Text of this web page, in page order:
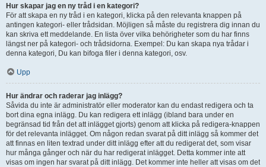
Hur skapar jag en ny tråd i en kategori?
För att skapa en ny tråd i en kategori, klicka på den relevanta knappen på
antingen kategori- eller trådsidan. Möjligen så måste du registrera dig innan du
kan skriva ett meddelande. En lista över vilka behörigheter som du har finns
längst ner på kategori- och trådsidorna. Exempel: Du kan skapa nya trådar i
denna kategori, Du kan bifoga filer i denna kategori, osv.
Upp
Hur ändrar och raderar jag inlägg?
Såvida du inte är administratör eller moderator kan du endast redigera och ta
bort dina egna inlägg. Du kan redigera ett inlägg (ibland bara under en
begränsad tid från det att inlägget gjorts) genom att klicka på redigera-knappen
för det relevanta inlägget. Om någon redan svarat på ditt inlägg så kommer det
att finnas en liten textrad under ditt inlägg efter att du redigerat det, som visar
hur många gånger och när du har redigerat inlägget. Detta kommer inte att
visas om ingen har svarat på ditt inlägg. Det kommer inte heller att visas om det